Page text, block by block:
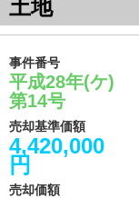
土地
事件番号
平成28年(ケ)
第14号
売却基準価額
4,420,000
円
売却価額